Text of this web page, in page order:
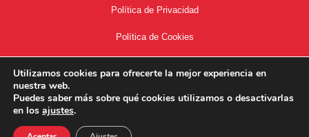
Política de Privacidad
Política de Cookies
Utilizamos cookies para ofrecerte la mejor experiencia en
nuestra web.
Puedes saber más sobre qué cookies utilizamos o desactivarlas
en los ajustes.